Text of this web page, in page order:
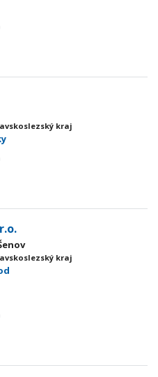
kraj
kraj